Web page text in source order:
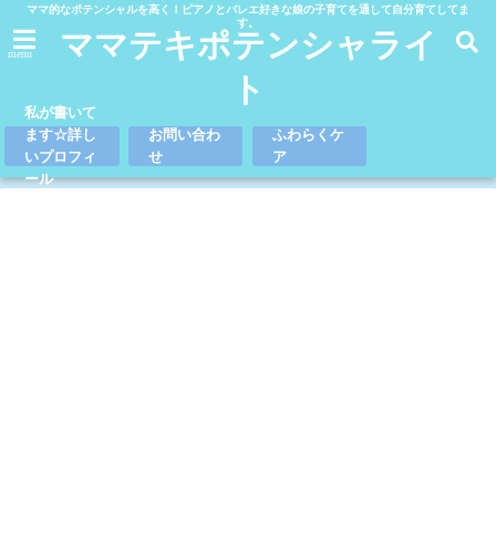
ママ的なポテンシャルを高く！ピアノとバレエ好きな娘の子育てを通して自分育てしてま
す。
menu
ママテキポテンシャライ
ト
私が書いて
ます☆詳し
いプロフィ
ール
お問い合わ
せ
ふわらくケ
ア